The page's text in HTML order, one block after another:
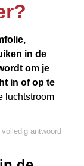
in de
om je
in of op te
luchtstroom
antwoord